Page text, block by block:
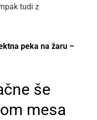
tudi z
peka na žaru –
še
mesa